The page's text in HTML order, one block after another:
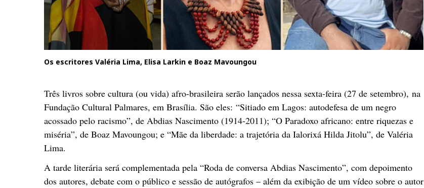
Os escritores Valéria Lima, Elisa Larkin e Boaz Mavoungou
Três livros sobre cultura (ou vida) afro-brasileira serão lançados nessa sexta-feira (27 de setembro), na
Fundação Cultural Palmares, em Brasília. São eles: “Sitiado em Lagos: autodefesa de um negro
acossado pelo racismo”, de Abdias Nascimento (1914-2011); “O Paradoxo africano: entre riquezas e
miséria”, de Boaz Mavoungou; e “Mãe da liberdade: a trajetória da Ialorixá Hilda Jitolu”, de Valéria
Lima.
A tarde literária será complementada pela “Roda de conversa Abdias Nascimento”, com depoimento
dos autores, debate com o público e sessão de autógrafos – além da exibição de um vídeo sobre o autor